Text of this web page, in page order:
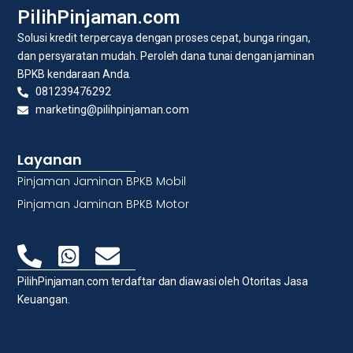
PilihPinjaman.com
Solusi kredit terpercaya dengan proses cepat, bunga ringan,
dan persyaratan mudah. Peroleh dana tunai dengan jaminan
BPKB kendaraan Anda.
081239476292
marketing@pilihpinjaman.com
Layanan
Pinjaman Jaminan BPKB Mobil
Pinjaman Jaminan BPKB Motor
PilihPinjaman.com terdaftar dan diawasi oleh Otoritas Jasa
Keuangan.